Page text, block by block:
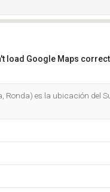
load Google Maps
Ronda) es la ubicación del